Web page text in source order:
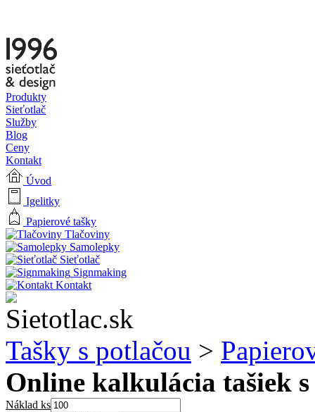
Produkty
Sieťotlač
Služby
Blog
Ceny
Kontakt
Úvod
Igelitky
Papierové tašky
Tlačoviny
Samolepky
Sieťotlač
Signmaking
Kontakt
Tašky s potlačou >
Online kalkulácia tašiek
Náklad ks